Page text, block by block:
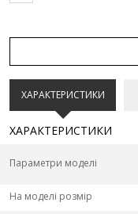
ХАРАКТЕРИСТИКИ
ХАРАКТЕРИСТИКИ
Параметри моделі
На моделі розмір